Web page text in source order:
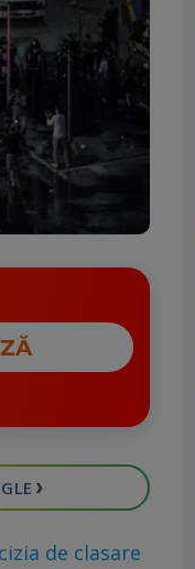
›
de clasare